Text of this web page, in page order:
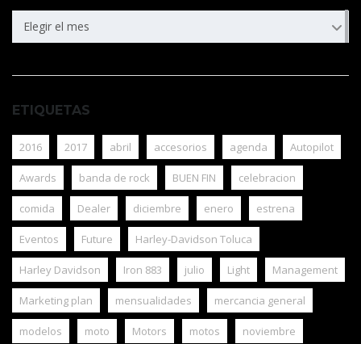
ARCHIVOS
Elegir el mes
ETIQUETAS
2016 2017 abril accesorios agenda Autopilot
Awards banda de rock BUEN FIN celebracion
comida Dealer diciembre enero estrena
Eventos Future Harley-Davidson Toluca
Harley Davidson Iron 883 julio Light Management
Marketing plan mensualidades mercancia general
modelos moto Motors motos noviembre